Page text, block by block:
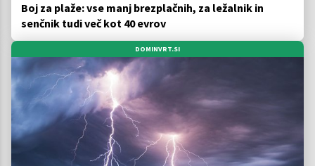
Boj za plaže: vse manj brezplačnih, za ležalnik in
senčnik tudi več kot 40 evrov
DOMINVRT.SI